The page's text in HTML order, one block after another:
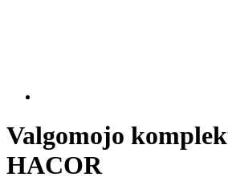
Valgomojo
HACOR